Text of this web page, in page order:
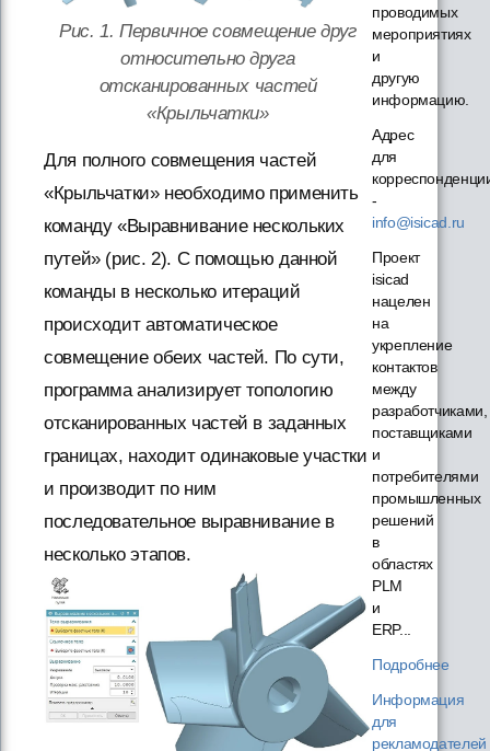
Рис. 1. Первичное совмещение друг
относительно друга
отсканированных частей
«Крыльчатки»
Для полного совмещения частей
«Крыльчатки» необходимо применить
команду «Выравнивание нескольких
путей» (рис. 2). С помощью данной
команды в несколько итераций
происходит автоматическое
совмещение обеих частей. По сути,
программа анализирует топологию
отсканированных частей в заданных
границах, находит одинаковые участки
и производит по ним
последовательное выравнивание в
несколько этапов.
проводимых
мероприятиях
и
другую
информацию.
Адрес
для
-
info@isicad.ru
Проект
isicad
нацелен
на
укрепление
контактов
между
разработчиками,
поставщиками
и
потребителями
промышленных
решений
в
областях
PLM
и
ERP...
Подробнее
Информация
для
рекламодателей